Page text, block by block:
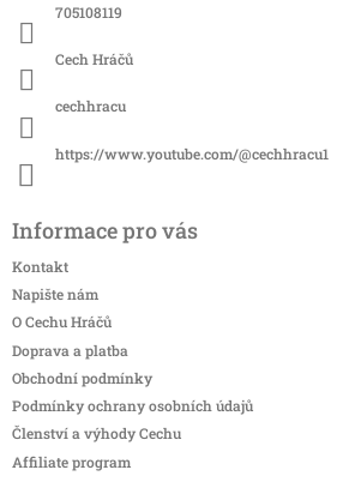
705108119
Cech Hráčů
cechhracu
https://www.youtube.com/@cechhracu1
Informace pro vás
Kontakt
Napište nám
O Cechu Hráčů
Doprava a platba
Obchodní podmínky
Podmínky ochrany osobních údajů
Členství a výhody Cechu
Affiliate program